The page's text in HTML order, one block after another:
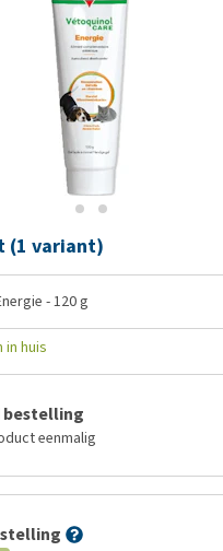
(1 variant)
- 120 g
in huis
bestelling
eenmalig